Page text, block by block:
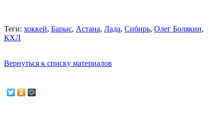
Теги: хоккей, Барыс, Астана, Лада, Сибирь, Олег Болякин,
КХЛ
Вернуться к списку материалов